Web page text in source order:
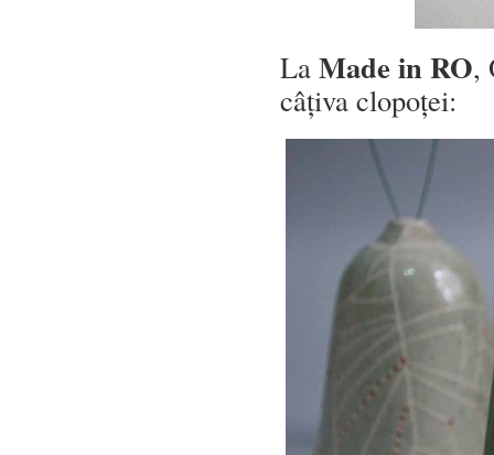
La Made in RO,
câțiva clopoței: